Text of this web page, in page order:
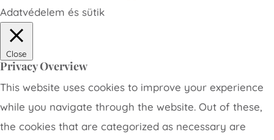
Adatvédelem és sütik
Close
Privacy Overview
This website uses cookies to improve your experience
while you navigate through the website. Out of these,
the cookies that are categorized as necessary are